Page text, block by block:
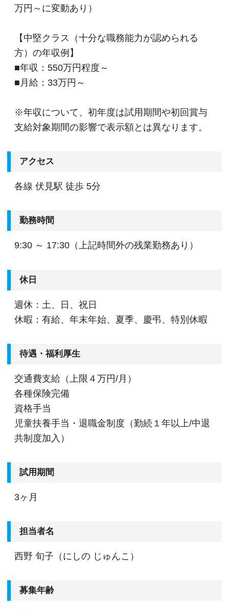
社内には資格取得ために勉強中の社員も多数在
籍。
様々な実務経験を積むことができ、資格取得に向
け仲間と切磋琢磨できる環境があります。
す。
ています。
給与に固定残業代を含んでいますが、当法人の考
ということではなく、効率的に仕事を行い、実績
を上げる社員に見合った給与をきちんと提供した
いという社長の想いがあります。
度、休みも完全週休2日や有給休暇も取得しやすい
環境です。
働く社員ほとんどがオンオフしっかりとつけて働
いています。
④時代の変化・流れを敏感に捉え、ワークフロー
現在は、業界全体でIT化が進んでいることやコロ
ナにより、私たちも既存のワークフローの改善に
取り組んでいます。
例えば、
・各デスクにデュアルモニターを設置しながら社
・FAXなどのペーパーレス化の実現
テムの導入
・「Zoom」でのオンライン会議や打合わせの実
当法人ではクライアントに対して相続や起業支援
万円～に変動あり）
【中堅クラス（十分な職務能力が認められる
方）の年収例】
■年収：550万円程度～
■月給：33万円～
※年収について、初年度は試用期間や初回賞与
支給対象期間の影響で表示額とは異なります。
アクセス
各線 伏見駅 徒歩 5分
勤務時間
9:30 ～ 17:30（上記時間外の残業勤務あり）
休日
週休：土、日、祝日
休暇：有給、年末年始、夏季、慶弔、特別休暇
待遇・福利厚生
交通費支給（上限４万円/月）
各種保険完備
資格手当
児童扶養手当・退職金制度（勤続１年以上/中退
共制度加入）
試用期間
3ヶ月
担当者名
西野 旬子（にしの じゅんこ）
募集年齢